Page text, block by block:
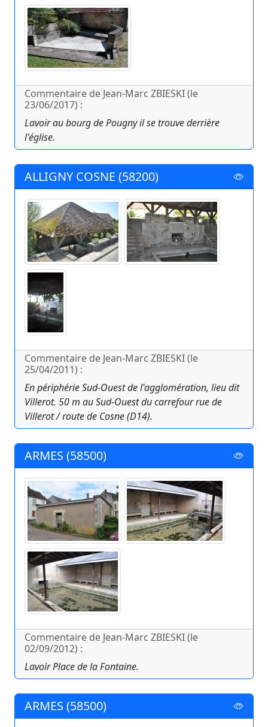
Commentaire de Jean-Marc ZBIESKI (le
23/06/2017) :
Lavoir au bourg de Pougny il se trouve derrière
l'église.
ALLIGNY COSNE (58200)
Commentaire de Jean-Marc ZBIESKI (le
25/04/2011) :
En périphérie Sud-Ouest de l'agglomération, lieu dit
Villerot. 50 m au Sud-Ouest du carrefour rue de
Villerot / route de Cosne (D14).
ARMES (58500)
Commentaire de Jean-Marc ZBIESKI (le
02/09/2012) :
Lavoir Place de la Fontaine.
ARMES (58500)